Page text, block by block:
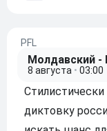
PFL
Молдавский -
8 августа • 03:00
диктовку